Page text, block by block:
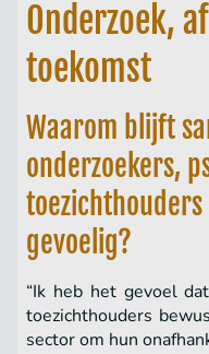
Onderzoek,
toekomst
Waarom blijft
onderzoekers,
gevoelig?
“Ik heb het gevoel
toezichthouders
sector om hun